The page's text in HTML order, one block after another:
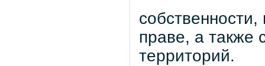
праве, а также
территорий.